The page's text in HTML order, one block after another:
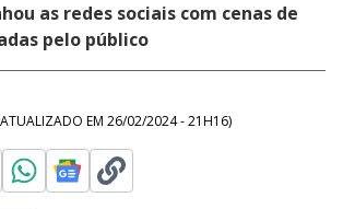
as redes sociais com cenas de
pelo público
EM 26/02/2024 - 21H16)